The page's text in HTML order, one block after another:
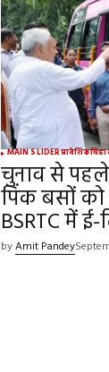
MAIN SLIDERप्रादेशिक
चुनाव से पहले
पिंक बसों को
BSRTC में
byAmit Pandey